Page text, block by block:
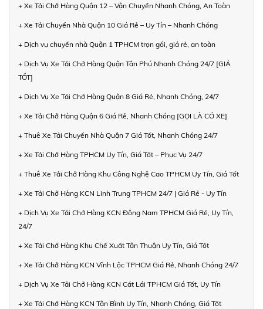
+ Xe Tải Chở Hàng Quận 12 – Vận Chuyển Nhanh Chóng, An Toàn
+ Xe Tải Chuyển Nhà Quận 10 Giá Rẻ – Uy Tín – Nhanh Chóng
+ Dịch vụ chuyển nhà Quận 1 TPHCM trọn gói, giá rẻ, an toàn
+ Dịch Vụ Xe Tải Chở Hàng Quận Tân Phú Nhanh Chóng 24/7 [GIÁ
TỐT]
+ Dịch Vụ Xe Tải Chở Hàng Quận 8 Giá Rẻ, Nhanh Chóng, 24/7
+ Xe Tải Chở Hàng Quận 6 Giá Rẻ, Nhanh Chóng [GỌI LÀ CÓ XE]
+ Thuê Xe Tải Chuyển Nhà Quận 7 Giá Tốt, Nhanh Chóng 24/7
+ Xe Tải Chở Hàng TPHCM Uy Tín, Giá Tốt – Phục Vụ 24/7
+ Thuê Xe Tải Chở Hàng Khu Công Nghệ Cao TPHCM Uy Tín, Giá Tốt
+ Xe Tải Chở Hàng KCN Linh Trung TPHCM 24/7 | Giá Rẻ - Uy Tín
+ Dịch Vụ Xe Tải Chở Hàng KCN Đông Nam TPHCM Giá Rẻ, Uy Tín,
24/7
+ Xe Tải Chở Hàng Khu Chế Xuất Tân Thuận Uy Tín, Giá Tốt
+ Xe Tải Chở Hàng KCN Vĩnh Lộc TPHCM Giá Rẻ, Nhanh Chóng 24/7
+ Dịch Vụ Xe Tải Chở Hàng KCN Cát Lái TPHCM Giá Tốt, Uy Tín
+ Xe Tải Chở Hàng KCN Tân Bình Uy Tín, Nhanh Chóng, Giá Tốt